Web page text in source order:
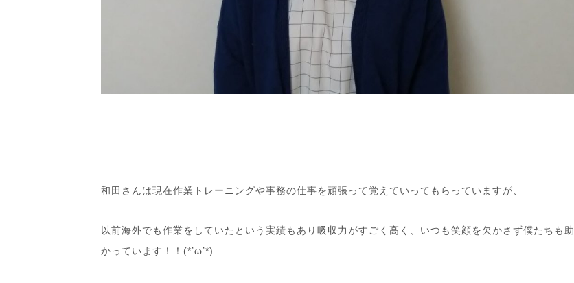
和田さんは現在作業トレーニングや事務の仕事を頑張って覚えていってもらっていますが、
以前海外でも作業をしていたという実績もあり吸収力がすごく高く、いつも笑顔を欠かさず僕たちも助
かっています！！(*’ω’*)